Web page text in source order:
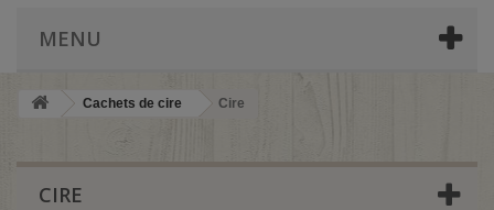
MENU
Cachets de cire Cire
CIRE